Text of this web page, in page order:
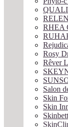
RHEA
Rosy
Rêver
Salon
Skin
Skin